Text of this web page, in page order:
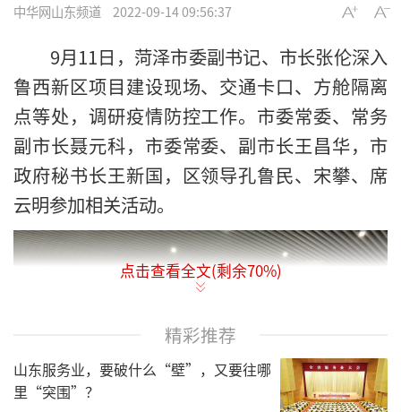
中华网山东频道 2022-09-14 09:56:37
9月11日，菏泽市委副书记、市长张伦深入
鲁西新区项目建设现场、交通卡口、方舱隔离
点等处，调研疫情防控工作。市委常委、常务
副市长聂元科，市委常委、副市长王昌华，市
政府秘书长王新国，区领导孔鲁民、宋攀、席
云明参加相关活动。
点击查看全文(剩余70%)
精彩推荐
山东服务业，要破什么“壁”，又要往哪
里“突围”？